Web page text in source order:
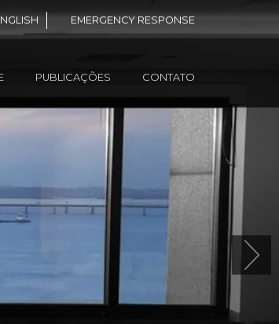
EMERGENCY RESPONSE
PUBLICAÇÕES CONTATO